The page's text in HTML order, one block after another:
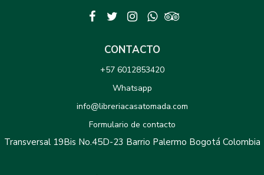
CONTACTO
+57 6012853420
Whatsapp
info@libreriacasatomada.com
Formulario de contacto
Transversal 19Bis No.45D-23 Barrio Palermo Bogotá Colombia